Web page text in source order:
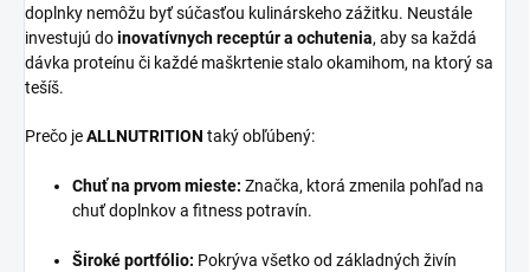
doplnky nemôžu byť súčasťou kulinárskeho zážitku. Neustále
investujú doinovatívnych receptúr a ochutenia, aby sa každá
dávka proteínu či každé maškrtenie stalo okamihom, na ktorý sa
tešíš.
Prečo jeALLNUTRITION taký obľúbený:
Chuť na prvom mieste: Značka, ktorá zmenila pohľad na
chuť doplnkov a fitness potravín.
Široké portfólio: Pokrýva všetko od základných živín